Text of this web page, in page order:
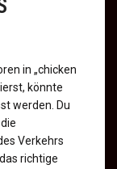
in „chicken
könnte
werden. Du
Verkehrs
richtige